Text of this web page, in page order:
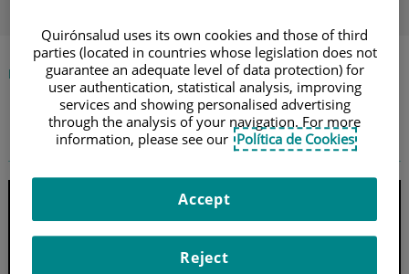
INICIO|ETIQUETA
esclerosis múltiple
Quirónsalud uses its own cookies and those of third
parties (located in countries whose legislation does not
guarantee an adequate level of data protection) for
user authentication, statistical analysis, improving
services and showing personalised advertising
through the analysis of your navigation. For more
information, please see our Política de Cookies
Reject
Accept